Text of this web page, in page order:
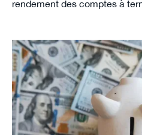
rendement des comptes à